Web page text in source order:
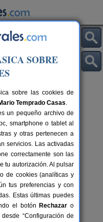
de
8+1 pers.
desde27 €
SOBRE
sobre las cookies de
Temprado Casas.
un pequeño archivo de
smartphone o tablet al
y otras pertenecen a
servicios. Las activadas
correctamente son las
tu autorización. Al pulsar
de cookies (analíticas y
tus preferencias y con
Estas últimas puedes
el botón Rechazar o
“Configuración de